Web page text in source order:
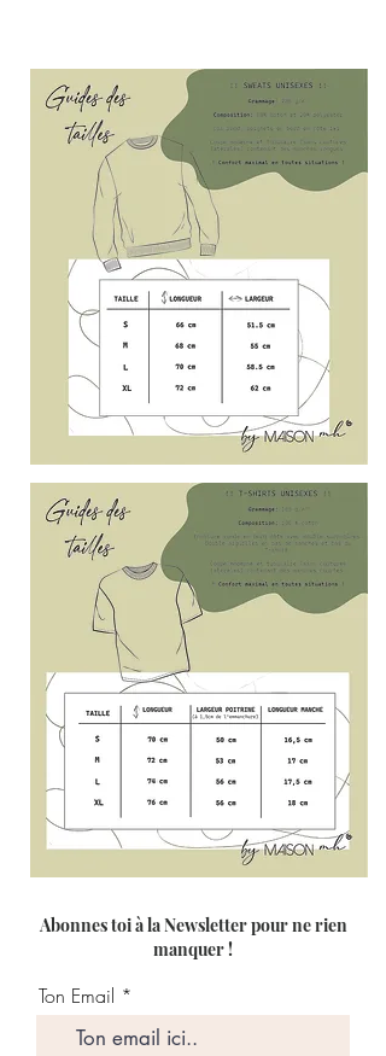
Abonnes toi à la Newsletter pour ne rien
manquer !
Ton Email